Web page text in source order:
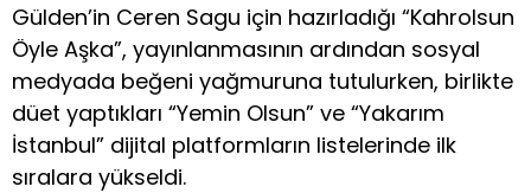
Gülden’in Ceren Sagu için hazırladığı “Kahrolsun
Öyle Aşka”, yayınlanmasının ardından sosyal
medyada beğeni yağmuruna tutulurken, birlikte
düet yaptıkları “Yemin Olsun” ve “Yakarım
İstanbul” dijital platformların listelerinde ilk
sıralara yükseldi.